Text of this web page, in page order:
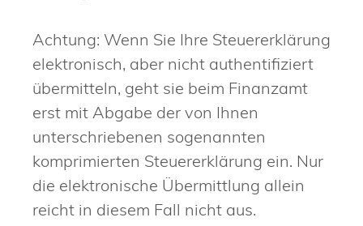
Achtung: Wenn Sie Ihre Steuererklärung
elektronisch, aber nicht authentifiziert
übermitteln, geht sie beim Finanzamt
erst mit Abgabe der von Ihnen
unterschriebenen sogenannten
komprimierten Steuererklärung ein. Nur
die elektronische Übermittlung allein
reicht in diesem Fall nicht aus.